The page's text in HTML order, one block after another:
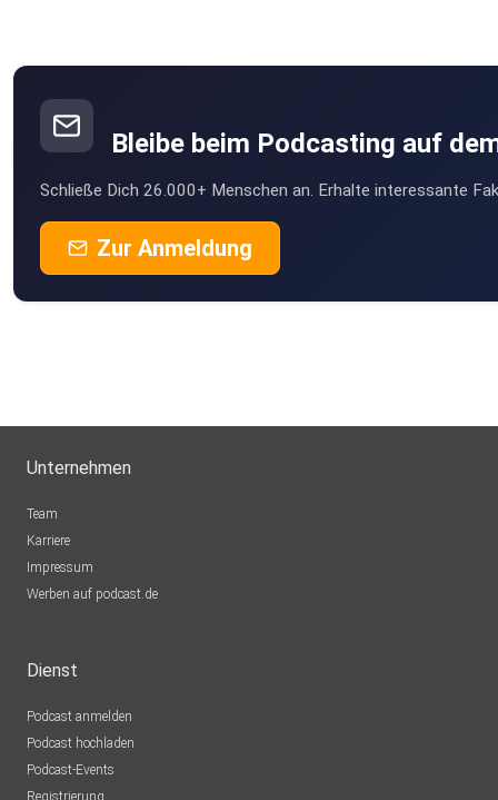
Bleibe beim Podcasting auf
Schließe Dich 26.000+ Menschen an. Erhalte interessante
Zur Anmeldung
Unternehmen
Team
Karriere
Impressum
Werben auf podcast.de
Dienst
Podcast anmelden
Podcast hochladen
Podcast-Events
Registrierung